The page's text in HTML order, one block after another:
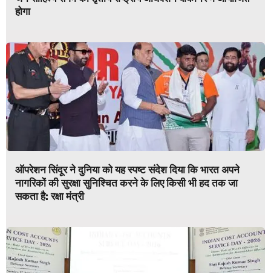
होगा
ऑपरेशन सिंदूर ने दुनिया को यह स्पष्ट संदेश दिया कि भारत अपने
नागरिकों की सुरक्षा सुनिश्चित करने के लिए किसी भी हद तक जा
सकता है: रक्षा मंत्री